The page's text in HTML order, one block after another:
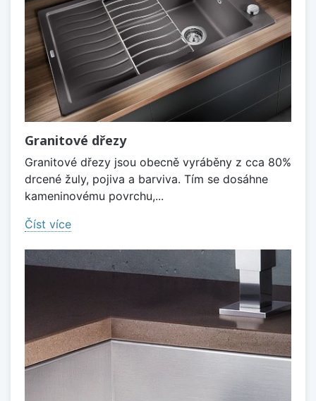
Granitové dřezy
Granitové dřezy jsou obecně vyráběny z cca 80%
drcené žuly, pojiva a barviva. Tím se dosáhne
kameninovému povrchu,...
Číst více